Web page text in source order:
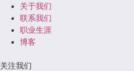
关于我们
联系我们
职业生涯
博客
关注我们